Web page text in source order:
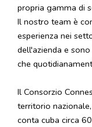
propria gamma di
Il nostro team è
esperienza nei
dell'azienda e
che
Il Consorzio
territorio
conta cuba circa